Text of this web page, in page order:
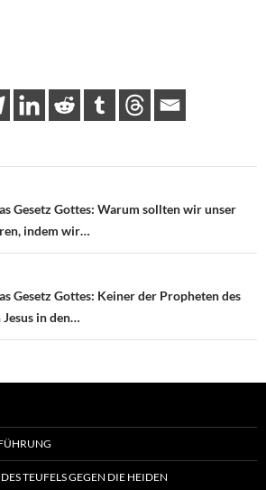
Gesetz Gottes: Warum sollten wir unser
indem wir…
Gesetz Gottes: Keiner der Propheten des
in den…
TEUFELS GEGEN DIE HEIDEN